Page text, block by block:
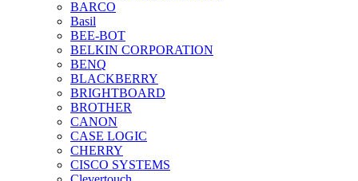
BARCO
Basil
BEE-BOT
BELKIN CORPORATION
BENQ
BLACKBERRY
BRIGHTBOARD
BROTHER
CANON
CASE LOGIC
CHERRY
CISCO SYSTEMS